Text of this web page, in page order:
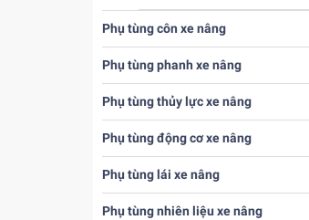
Phụ tùng côn xe nâng
Phụ tùng phanh xe nâng
Phụ tùng thủy lực xe nâng
Phụ tùng động cơ xe nâng
Phụ tùng lái xe nâng
Phụ tùng nhiên liệu xe nâng